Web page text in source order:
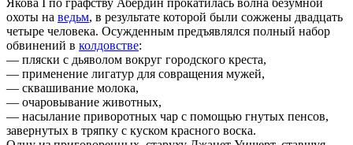
охоты на ведьм, в результате которой были сожжены двадцать
четыре человека. Осужденным предъявлялся полный набор
обвинений в колдовстве:
— пляски с дьяволом вокруг городского креста,
— применение лигатур для совращения мужей,
— сквашивание молока,
— очаровывание животных,
— насылание приворотных чар с помощью гнутых пенсов,
завернутых в тряпку с куском красного воска.